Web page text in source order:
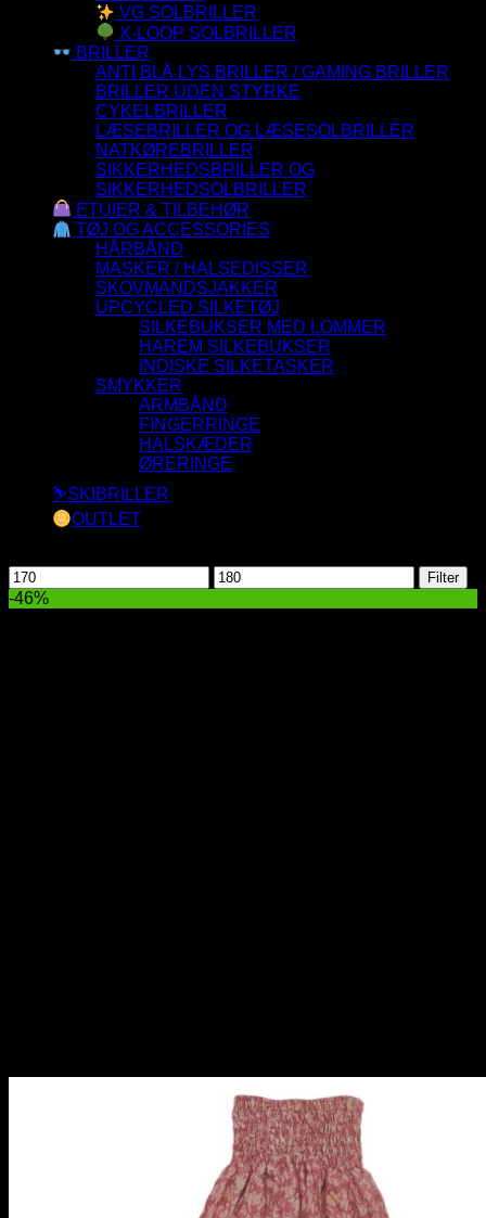
VG SOLBRILLER
X-LOOP SOLBRILLER
BRILLER
ANTI BLÅ LYS BRILLER / GAMING BRILLER
BRILLER UDEN STYRKE
CYKELBRILLER
LÆSEBRILLER OG LÆSESOLBRILLER
NATKØREBRILLER
SIKKERHEDSBRILLER OG
SIKKERHEDSOLBRILLER
ETUIER & TILBEHØR
TØJ OG ACCESSORIES
HÅRBÅND
MASKER / HALSEDISSER
SKOVMANDSJAKKER
UPCYCLED SILKETØJ
SILKEBUKSER MED LOMMER
HAREM SILKEBUKSER
INDISKE SILKETASKER
SMYKKER
ARMBÅND
FINGERRINGE
HALSKÆDER
ØRERINGE
⛷️SKIBRILLER
OUTLET
Mindste
pris
Højeste
pris
Filter
-46%